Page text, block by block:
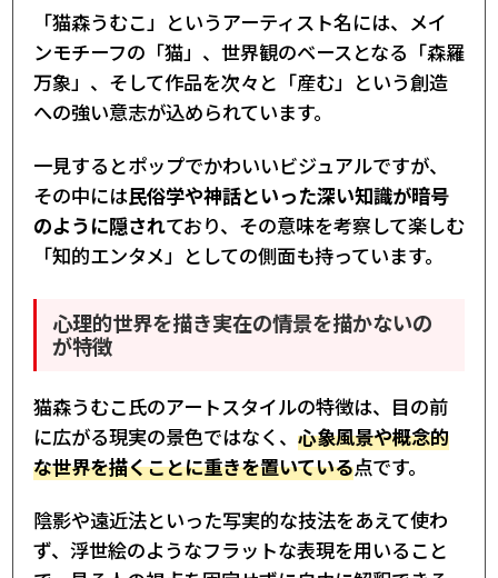
「猫森うむこ」というアーティスト名には、メイ
ンモチーフの「猫」、世界観のベースとなる「森羅
万象」、そして作品を次々と「産む」という創造
への強い意志が込められています。
一見するとポップでかわいいビジュアルですが、
その中には民俗学や神話といった深い知識が暗号
のように隠されており、その意味を考察して楽しむ
「知的エンタメ」としての側面も持っています。
心理的世界を描き実在の情景を描かないの
が特徴
猫森うむこ氏のアートスタイルの特徴は、目の前
に広がる現実の景色ではなく、 心象風景や概念的
な世界を描くことに重きを置いている点です。
陰影や遠近法といった写実的な技法をあえて使わ
ず、浮世絵のようなフラットな表現を用いること